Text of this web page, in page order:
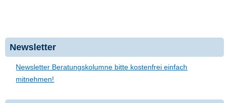
Newsletter
Newsletter Beratungskolumne bitte kostenfrei einfach
mitnehmen!